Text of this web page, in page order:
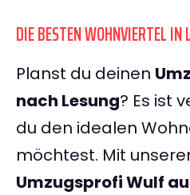
DIE BESTEN WOHNVIERTEL IN
Planst du deinen
nach Lesung? Es ist
du den idealen
möchtest. Mit
Umzugsprofi Wulf